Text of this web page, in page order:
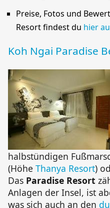
Preise, Fotos und
Resortfindest du hier
Koh Ngai Paradise
halbstündigen
(Höhe Thanya Resort)
Das Paradise Resort
Anlagen der Insel, ist
was sich auch an den